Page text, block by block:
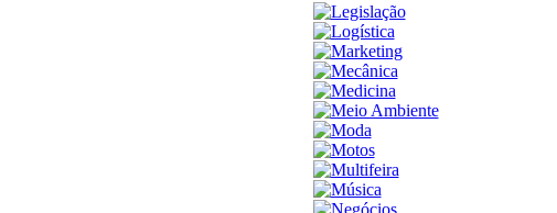
Legislação
Logística
Marketing
Mecânica
Medicina
Meio Ambiente
Moda
Motos
Multifeira
Música
Negócios